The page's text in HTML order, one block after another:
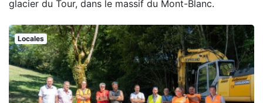
glacier du Tour, dans le massif du Mont-Blanc.
Locales